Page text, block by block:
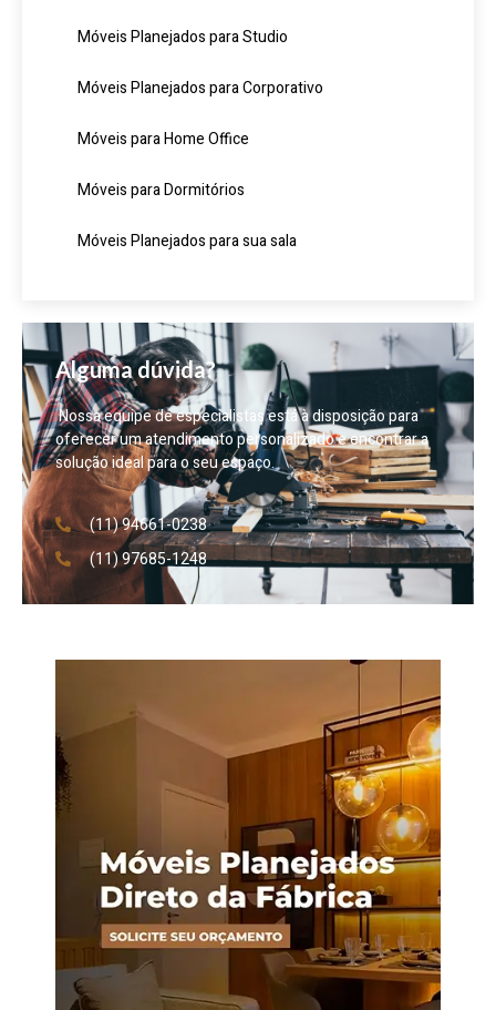
Móveis Planejados para Studio
Móveis Planejados para Corporativo
Móveis para Home Office
Móveis para Dormitórios
Móveis Planejados para sua sala
Alguma dúvida?
Nossa equipe de especialistas está à disposição para
oferecer um atendimento personalizado e encontrar a
solução ideal para o seu espaço.
(11) 94661-0238
(11) 97685-1248